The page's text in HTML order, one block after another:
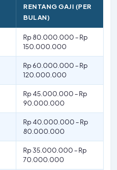
RENTANG GAJI (PER
BULAN)
Rp 80.000.000 – Rp
150.000.000
Rp 60.000.000 – Rp
120.000.000
Rp 45.000.000 – Rp
90.000.000
Rp 40.000.000 – Rp
80.000.000
Rp 35.000.000 – Rp
70.000.000